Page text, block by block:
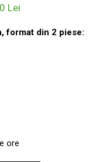
Lei
format din 2 piese:
ore